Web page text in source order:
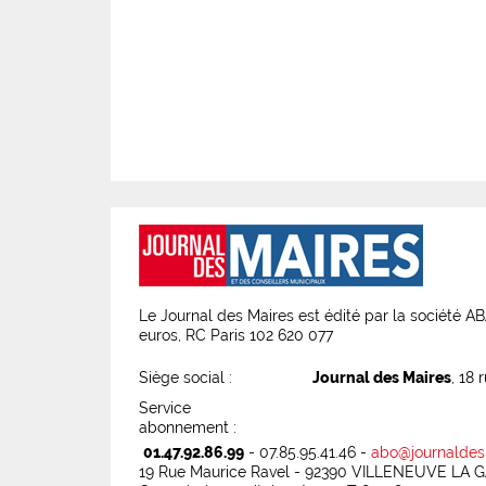
Le Journal des Maires est édité par la société
euros, RC Paris 102 620 077
Siège social : Journal des Maires, 18
Service
abonnement :
01.47.92.86.99 - 07.85.95.41.46 -
19 Rue Maurice Ravel - 92390 VILLENEUVE LA